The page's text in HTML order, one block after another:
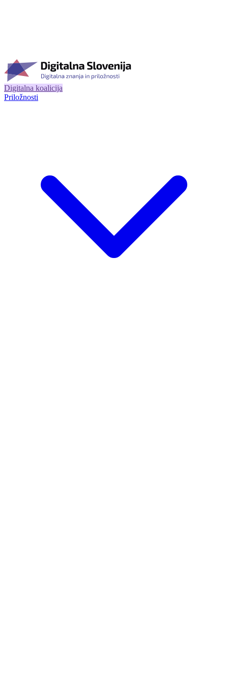
Digitalna koalicija
Priložnosti